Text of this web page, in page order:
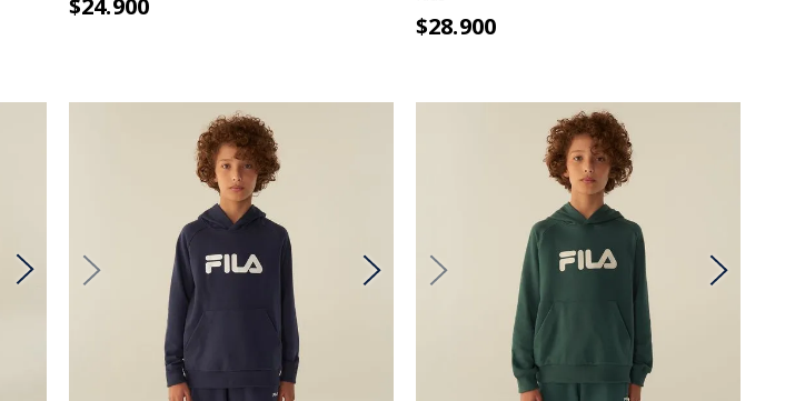
$24.900
$28.900